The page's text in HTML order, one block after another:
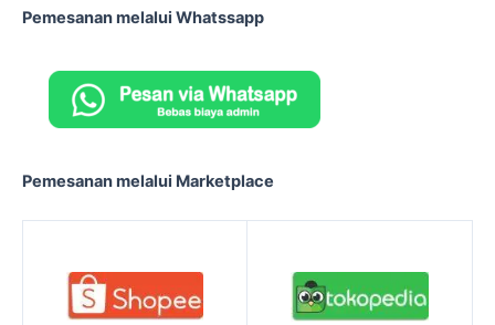
Pemesanan melalui Whatssapp
Pemesanan melalui Marketplace